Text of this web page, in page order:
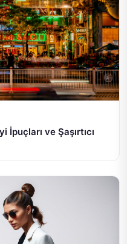
İpuçları ve Şaşırtıcı